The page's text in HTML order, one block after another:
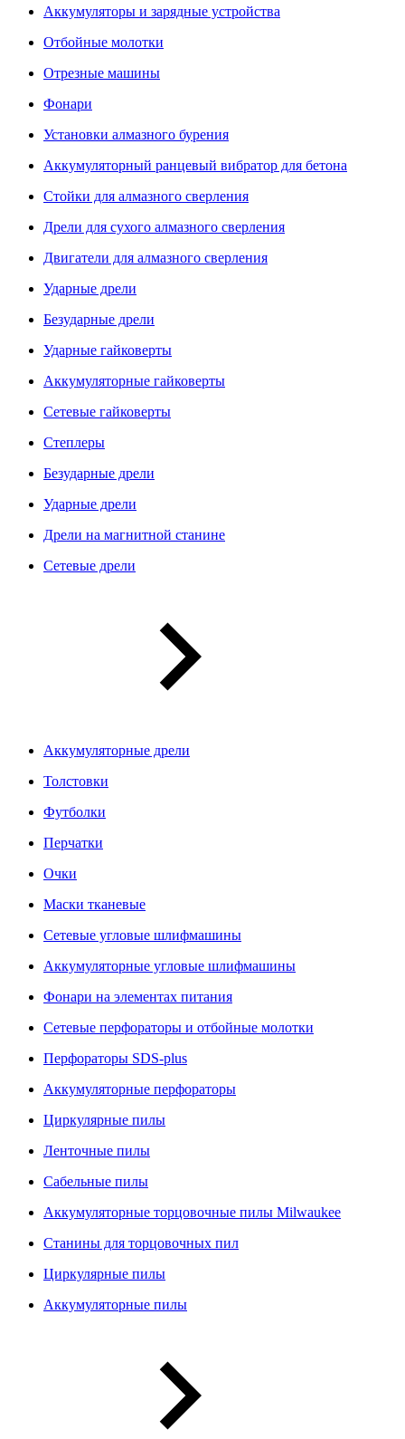
Аккумуляторы и зарядные устройства
Отбойные молотки
Отрезные машины
Фонари
Установки алмазного бурения
Аккумуляторный ранцевый вибратор для бетона
Стойки для алмазного сверления
Дрели для сухого алмазного сверления
Двигатели для алмазного сверления
Ударные дрели
Безударные дрели
Ударные гайковерты
Аккумуляторные гайковерты
Сетевые гайковерты
Степлеры
Безударные дрели
Ударные дрели
Дрели на магнитной станине
Сетевые дрели
Аккумуляторные дрели
Толстовки
Футболки
Перчатки
Очки
Маски тканевые
Сетевые угловые шлифмашины
Аккумуляторные угловые шлифмашины
Фонари на элементах питания
Сетевые перфораторы и отбойные молотки
Перфораторы SDS-plus
Аккумуляторные перфораторы
Циркулярные пилы
Ленточные пилы
Сабельные пилы
Аккумуляторные торцовочные пилы Milwaukee
Станины для торцовочных пил
Циркулярные пилы
Аккумуляторные пилы